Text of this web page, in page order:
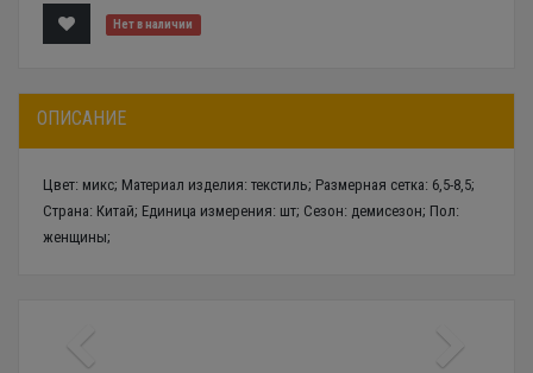
Нет в наличии
ОПИСАНИЕ
Цвет: микс; Материал изделия: текстиль; Размерная сетка: 6,5-8,5;
Страна: Китай; Единица измерения: шт; Сезон: демисезон; Пол:
женщины;